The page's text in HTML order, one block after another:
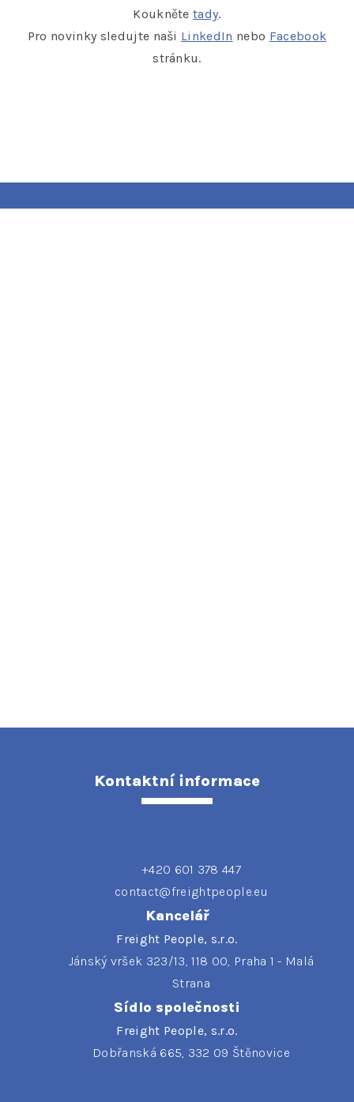
Kouknětetady.
Pro novinky sledujte naši LinkedIn nebo Facebook
stránku.
Kontaktní informace
+420 601 378 447
contact@freightpeople.eu
Kancelář
Freight People, s.r.o.
Jánský vršek 323/13, 118 00, Praha 1 - Malá
Strana
Sídlo společnosti
Freight People, s.r.o.
Dobřanská 665, 332 09 Štěnovice